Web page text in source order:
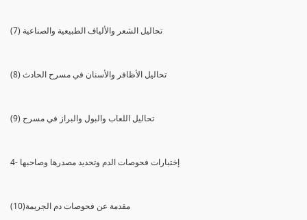
(7) تحاليل الشعر والألياف الطبيعية والصناعية
(8) تحاليل الأظافر والأسنان في مسرح الحادث
(9) تحاليل اللعاب والبول والبراز في مسرح
4- إختبارات فحوصات الدم وتحديد مصدرها وصاحبها
(10)مقدمة عن فحوصات دم الجريمة